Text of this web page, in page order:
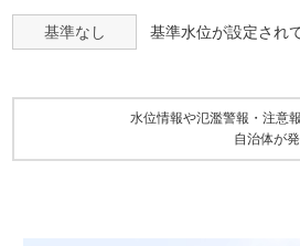
基準なし 基準水位が設定され
水位情報や氾濫警報・注意
自治体が